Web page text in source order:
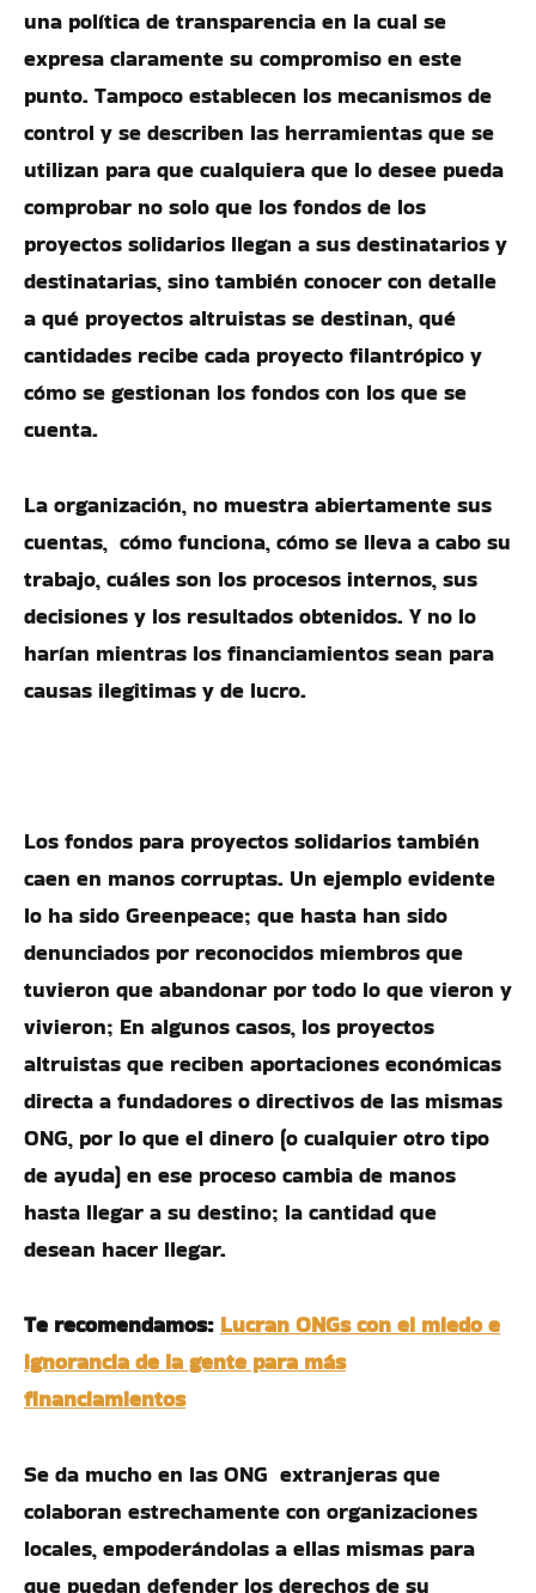
una política de transparencia en la cual se
expresa claramente su compromiso en este
punto. Tampoco establecen los mecanismos de
control y se describen las herramientas que se
utilizan para que cualquiera que lo desee pueda
comprobar no solo que los fondos de los
proyectos solidarios llegan a sus destinatarios y
destinatarias, sino también conocer con detalle
a qué proyectos altruistas se destinan, qué
cantidades recibe cada proyecto filantrópico y
cómo se gestionan los fondos con los que se
cuenta.
La organización, no muestra abiertamente sus
cuentas, cómo funciona, cómo se lleva a cabo su
trabajo, cuáles son los procesos internos, sus
decisiones y los resultados obtenidos. Y no lo
harían mientras los financiamientos sean para
causas ilegitimas y de lucro.
Los fondos para proyectos solidarios también
caen en manos corruptas. Un ejemplo evidente
lo ha sido Greenpeace; que hasta han sido
denunciados por reconocidos miembros que
tuvieron que abandonar por todo lo que vieron y
vivieron; En algunos casos, los proyectos
altruistas que reciben aportaciones económicas
directa a fundadores o directivos de las mismas
ONG, por lo que el dinero (o cualquier otro tipo
de ayuda) en ese proceso cambia de manos
hasta llegar a su destino; la cantidad que
desean hacer llegar.
Te recomendamos: Lucran ONGs con el miedo e
ignorancia de la gente para más
financiamientos
Se da mucho en las ONG extranjeras que
colaboran estrechamente con organizaciones
locales, empoderándolas a ellas mismas para
que puedan defender los derechos de su